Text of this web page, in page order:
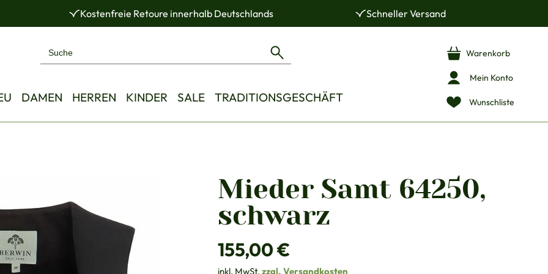
Kostenfreie Retoure innerhalb Deutschlands Schneller Versand
DAMEN HERREN KINDER SALE TRADITIONSGESCHÄFT Wunschliste
Mein Konto
Warenkorb
Mieder Samt 64250,
schwarz
Regulärer Preis:
155,00 €
inkl. MwSt. zzgl. Versandkosten